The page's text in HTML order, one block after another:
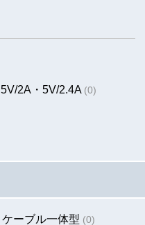
5V/2A・5V/2.4A (0)
ケーブル一体型 (0)